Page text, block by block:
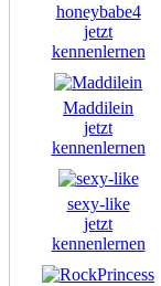
honeybabe4
jetzt
kennenlernen
Maddilein
jetzt
kennenlernen
sexy-like
jetzt
kennenlernen